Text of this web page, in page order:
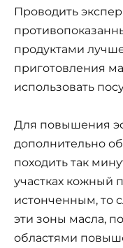
Проводить
продуктами
приготовления
использовать
Для повышения
дополнительно
походить так
участках кожный
истонченным, то
эти зоны масла,
областями